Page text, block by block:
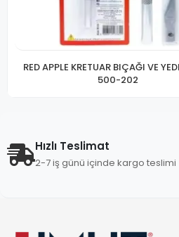
RED APPLE KRETUAR BIÇAĞI VE
500-202
Hızlı Teslimat
2-7 iş günü içinde kargo teslimi